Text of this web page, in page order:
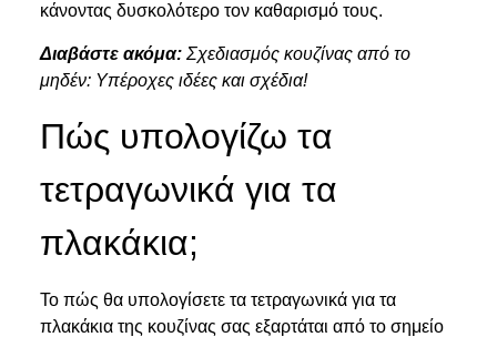
κάνοντας δυσκολότερο τον καθαρισμό τους.
Διαβάστε ακόμα: Σχεδιασμός κουζίνας από το
μηδέν: Υπέροχες ιδέες και σχέδια!
Πώς υπολογίζω τα
τετραγωνικά για τα
πλακάκια;
Το πώς θα υπολογίσετε τα τετραγωνικά για τα
πλακάκια της κουζίνας σας εξαρτάται από το σημείο